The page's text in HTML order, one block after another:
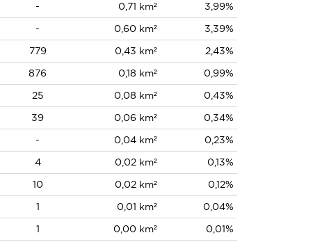
- 0,71 km²
3,99%
- 0,60 km²
3,39%
779 0,43 km²
2,43%
876 0,18 km²
0,99%
25 0,08 km²
0,43%
39 0,06 km²
0,34%
- 0,04 km²
0,23%
4 0,02 km²
0,13%
10 0,02 km²
0,12%
1 0,01 km²
0,04%
1 0,00 km²
0,01%